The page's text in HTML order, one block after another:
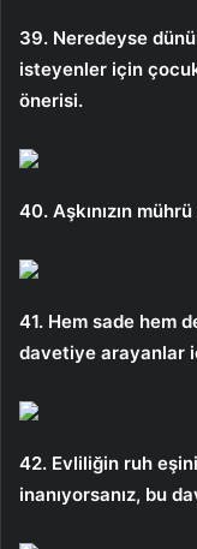
39. Neredeyse
isteyenler için
önerisi.
40. Aşkınızın
41. Hem sade hem
davetiye arayanlar
42. Evliliğin ruh
inanıyorsanız, bu